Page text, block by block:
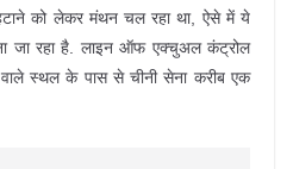
को लेकर मंथन चल रहा था, ऐसे में ये
जा रहा है. लाइन ऑफ एक्चुअल कंट्रोल
वाले स्थल के पास से चीनी सेना करीब एक